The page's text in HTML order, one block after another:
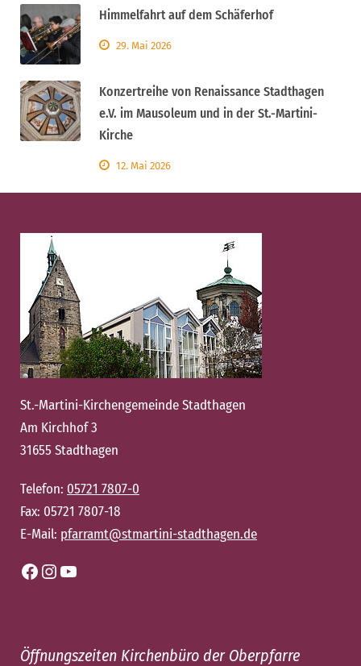
Himmelfahrt auf dem Schäferhof
29. Mai 2026
Konzertreihe von Renaissance Stadthagen
e.V. im Mausoleum und in der St.-Martini-
Kirche
12. Mai 2026
St.-Martini-Kirchengemeinde Stadthagen
Am Kirchhof 3
31655 Stadthagen
Telefon: 05721 7807-0
Fax: 05721 7807-18
E-Mail: pfarramt@stmartini-stadthagen.de
Facebook Instagram YouTube
Öffnungszeiten Kirchenbüro der Oberpfarre